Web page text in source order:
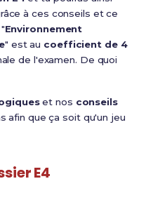
à ces conseils et ce
Environnement
" est au coefficient de 4
de l'examen. De quoi
et nos conseils
afin que ça soit qu'un jeu
E4